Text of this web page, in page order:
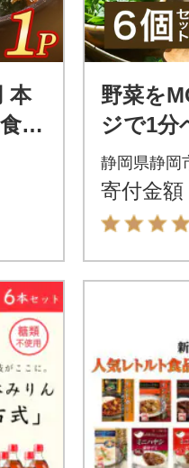
本
セ
ス
野菜を
ジで1分
スープ
個セット
静岡県静岡
寄付金額